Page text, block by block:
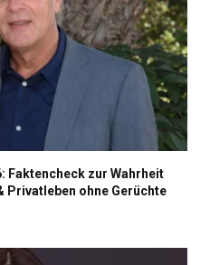
Faktencheck zur Wahrheit
Privatleben ohne Gerüchte